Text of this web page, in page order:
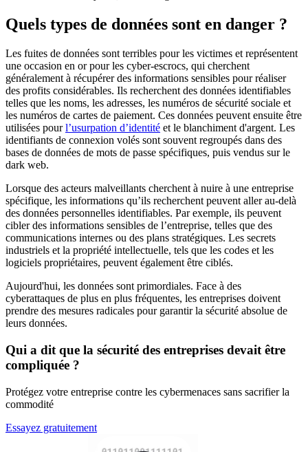
Quels types de données sont en danger ?
Les fuites de données sont terribles pour les victimes et représentent
une occasion en or pour les cyber-escrocs, qui cherchent
généralement à récupérer des informations sensibles pour réaliser
des profits considérables. Ils recherchent des données identifiables
telles que les noms, les adresses, les numéros de sécurité sociale et
les numéros de cartes de paiement. Ces données peuvent ensuite être
utilisées pourl’usurpation d’identité et le blanchiment d'argent. Les
identifiants de connexion volés sont souvent regroupés dans des
bases de données de mots de passe spécifiques, puis vendus sur le
dark web.
Lorsque des acteurs malveillants cherchent à nuire à une entreprise
spécifique, les informations qu’ils recherchent peuvent aller au-delà
des données personnelles identifiables. Par exemple, ils peuvent
cibler des informations sensibles de l’entreprise, telles que des
communications internes ou des plans stratégiques. Les secrets
industriels et la propriété intellectuelle, tels que les codes et les
logiciels propriétaires, peuvent également être ciblés.
Aujourd'hui, les données sont primordiales. Face à des
cyberattaques de plus en plus fréquentes, les entreprises doivent
prendre des mesures radicales pour garantir la sécurité absolue de
leurs données.
Qui a dit que la sécurité des entreprises devait être
compliquée ?
Protégez votre entreprise contre les cybermenaces sans sacrifier la
commodité
Essayez gratuitement